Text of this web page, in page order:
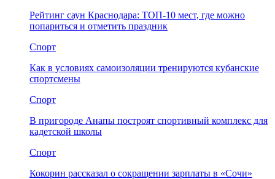
Рейтинг саун Краснодара: ТОП-10 мест, где можно
попариться и отметить праздник
Спорт
Как в условиях самоизоляции тренируются кубанские
спортсмены
Спорт
В пригороде Анапы построят спортивный комплекс для
кадетской школы
Спорт
Кокорин рассказал о сокращении зарплаты в «Сочи»